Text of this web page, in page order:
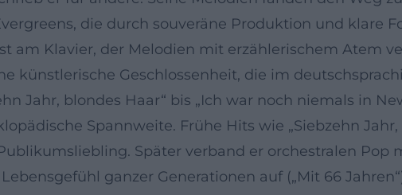
die durch souveräne Produktion und klare
am Klavier, der Melodien mit erzählerischem Atem
künstlerische Geschlossenheit, die im
Jahr, blondes Haar“ bis „Ich war noch niemals in
Spannweite. Frühe Hits wie „Siebzehn
Später verband er orchestralen Pop
ganzer Generationen auf („Mit 66